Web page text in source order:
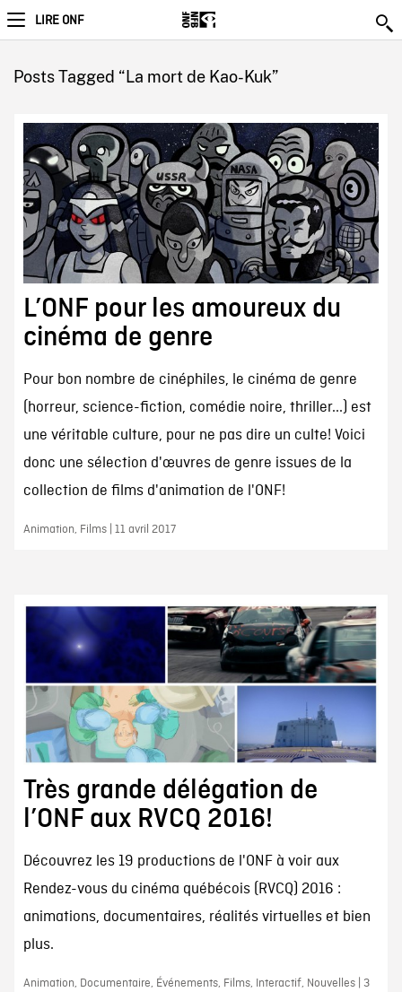
LIRE ONF
Posts Tagged “La mort de Kao-Kuk”
L’ONF pour les amoureux du
cinéma de genre
Pour bon nombre de cinéphiles, le cinéma de genre
(horreur, science-fiction, comédie noire, thriller...) est
une véritable culture, pour ne pas dire un culte! Voici
donc une sélection d'œuvres de genre issues de la
collection de films d'animation de l'ONF!
Animation, Films | 11 avril 2017
Très grande délégation de
l’ONF aux RVCQ 2016!
Découvrez les 19 productions de l'ONF à voir aux
Rendez-vous du cinéma québécois (RVCQ) 2016 :
animations, documentaires, réalités virtuelles et bien
plus.
Animation, Documentaire, Événements, Films, Interactif, Nouvelles | 3